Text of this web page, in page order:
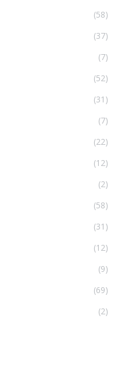
(58)
(37)
(7)
(52)
(31)
(7)
(22)
(12)
(2)
(58)
(31)
(12)
(9)
(69)
(2)